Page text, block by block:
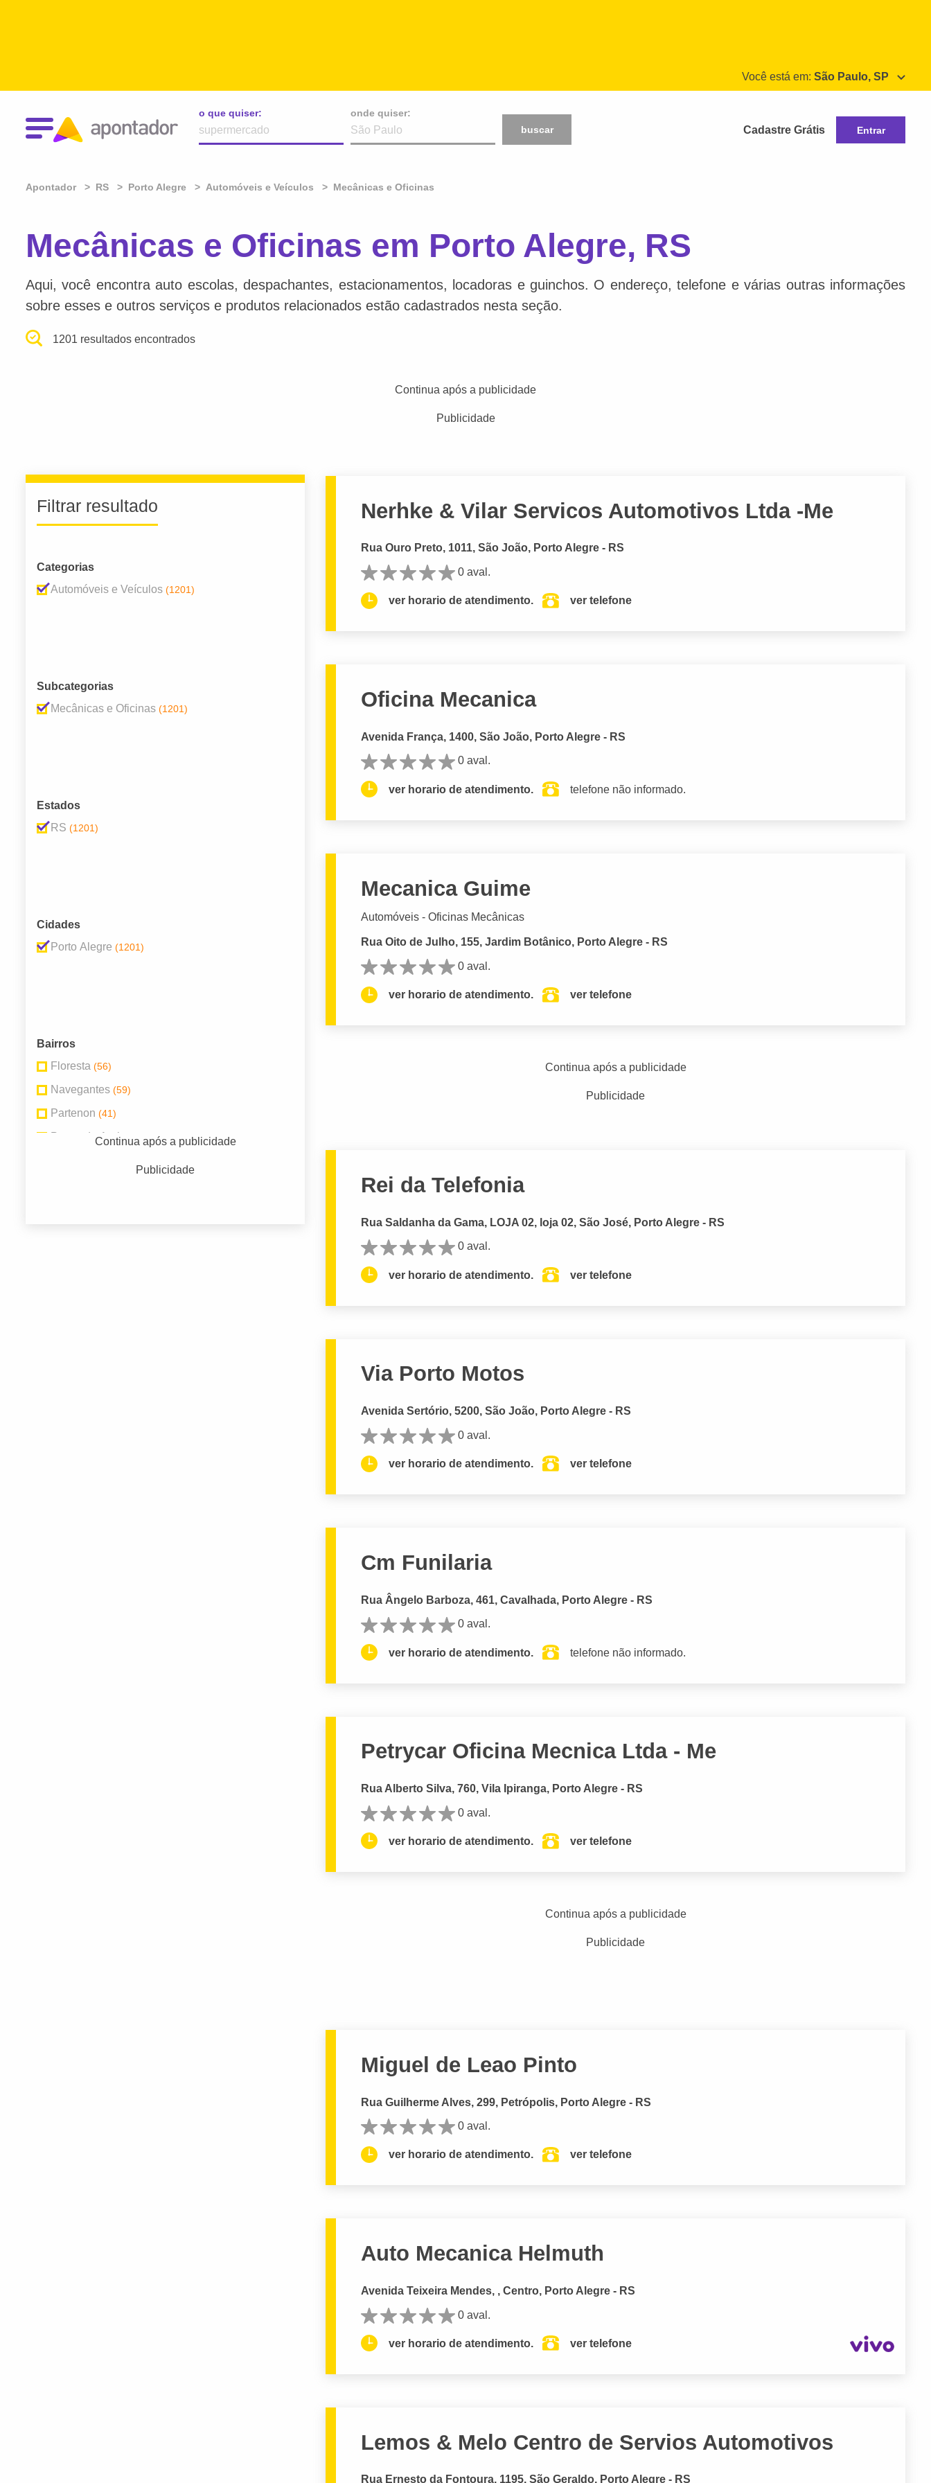
Você está em: São Paulo, SP
o que quiser:
onde quiser:
buscar
Cadastre Grátis Entrar
Apontador RS Porto Alegre Automóveis e Veículos Mecânicas e Oficinas
Mecânicas e Oficinas em Porto Alegre, RS
Aqui, você encontra auto escolas, despachantes, estacionamentos, locadoras e guinchos. O endereço, telefone e várias outras informações
sobre esses e outros serviços e produtos relacionados estão cadastrados nesta seção.
1201 resultados encontrados
Continua após a publicidade
Publicidade
Filtrar resultado
Categorias
Automóveis e Veículos (1201)
Subcategorias
Mecânicas e Oficinas (1201)
Estados
RS (1201)
Cidades
Porto Alegre (1201)
Bairros
Floresta (56)
Navegantes (59)
Partenon (41)
Passo da Areia(35)
Continua após a publicidade
Publicidade
Nerhke & Vilar Servicos Automotivos Ltda -Me
Rua Ouro Preto, 1011, São João, Porto Alegre - RS
0 aval.
ver horario de atendimento. ver telefone
Oficina Mecanica
Avenida França, 1400, São João, Porto Alegre - RS
0 aval.
ver horario de atendimento. telefone não informado.
Mecanica Guime
Automóveis - Oficinas Mecânicas
Rua Oito de Julho, 155, Jardim Botânico, Porto Alegre - RS
0 aval.
ver horario de atendimento. ver telefone
Continua após a publicidade
Publicidade
Rei da Telefonia
Rua Saldanha da Gama, LOJA 02, loja 02, São José, Porto Alegre - RS
0 aval.
ver horario de atendimento. ver telefone
Via Porto Motos
Avenida Sertório, 5200, São João, Porto Alegre - RS
0 aval.
ver horario de atendimento. ver telefone
Cm Funilaria
Rua Ângelo Barboza, 461, Cavalhada, Porto Alegre - RS
0 aval.
ver horario de atendimento. telefone não informado.
Petrycar Oficina Mecnica Ltda - Me
Rua Alberto Silva, 760, Vila Ipiranga, Porto Alegre - RS
0 aval.
ver horario de atendimento. ver telefone
Continua após a publicidade
Publicidade
Miguel de Leao Pinto
Rua Guilherme Alves, 299, Petrópolis, Porto Alegre - RS
0 aval.
ver horario de atendimento. ver telefone
Auto Mecanica Helmuth
Avenida Teixeira Mendes, , Centro, Porto Alegre - RS
0 aval.
ver horario de atendimento. ver telefone
Lemos & Melo Centro de Servios Automotivos
Rua Ernesto da Fontoura, 1195, São Geraldo, Porto Alegre - RS